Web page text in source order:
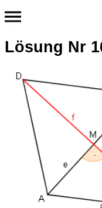
Lösung Nr